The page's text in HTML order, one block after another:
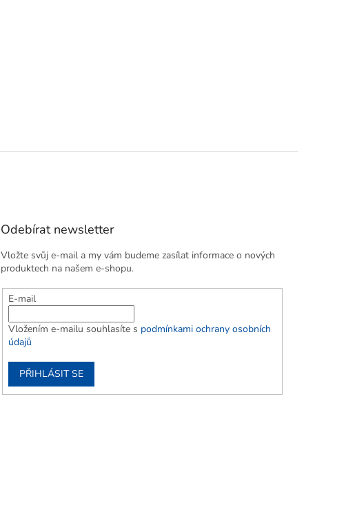
Odebírat newsletter
Vložte svůj e-mail a my vám budeme zasílat informace o nových
produktech na našem e-shopu.
E-mail
Vložením e-mailu souhlasíte s podmínkami ochrany osobních
údajů
PŘIHLÁSIT SE